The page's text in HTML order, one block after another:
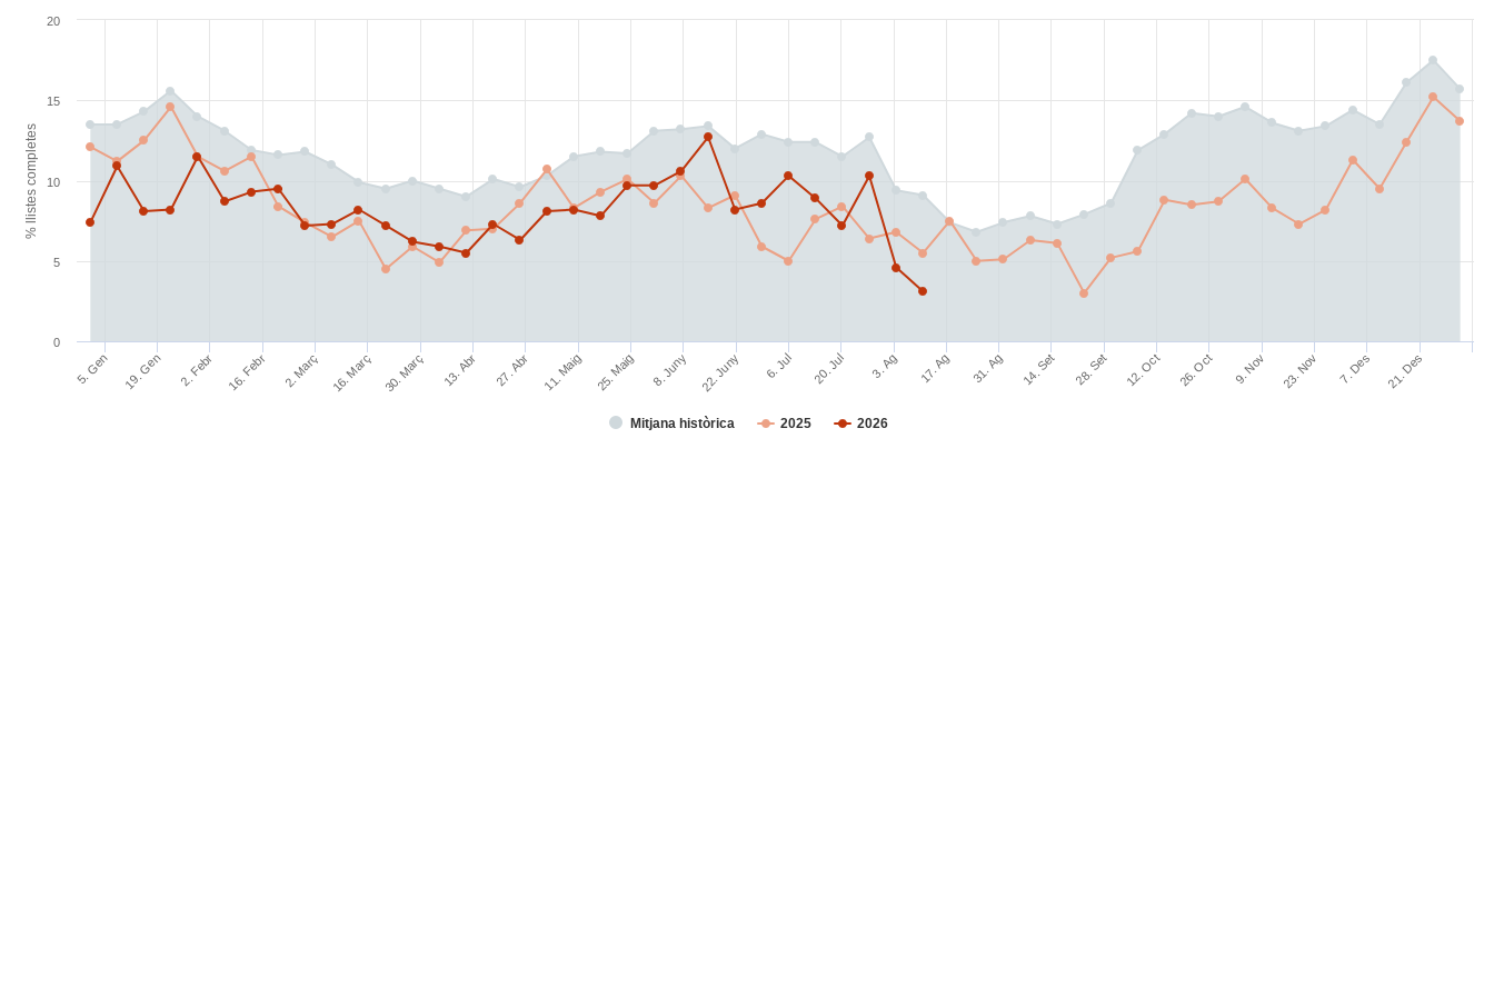
% llistes completes
Mitjana històrica 2025 2026
5. Gen 19. Gen 2. Febr 16. Febr 2. Març 16. Març 30. Març 13. Abr 27. Abr 11. Maig 25. Maig 8. Juny 22. Juny 6. Jul 20. Jul 3. Ag 17. Ag 31. Ag 14. Set 28. Set 12. Oct 26. Oct 9. Nov 23. Nov 7. Des 21. Des
0
5
10
15
20